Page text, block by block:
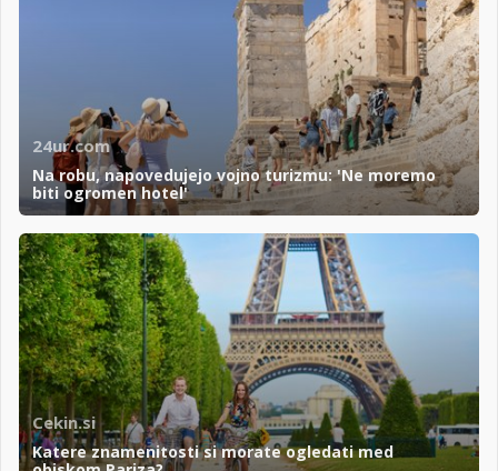
24ur.com
Na robu, napovedujejo vojno turizmu: 'Ne moremo
biti ogromen hotel'
Cekin.si
Katere znamenitosti si morate ogledati med